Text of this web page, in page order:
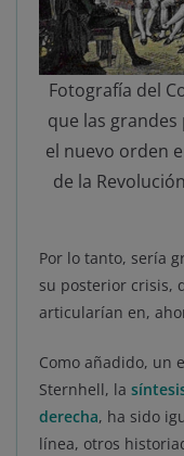
Fotografía del
que las
el nuevo orden
de la
Por lo tanto, sería
su posterior crisis,
articularían en,
Como añadido, un
Sternhell, la
derecha, ha sido
línea, otros